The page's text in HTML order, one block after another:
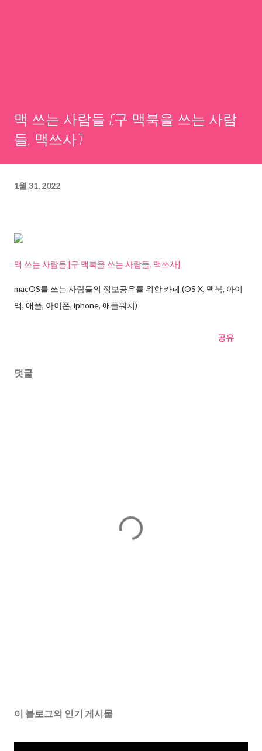
맥 쓰는 사람들 [구 맥북을 쓰는 사람
들, 맥쓰사]
1월 31, 2022
맥 쓰는 사람들 [구 맥북을 쓰는 사람들, 맥쓰사]
macOS를 쓰는 사람들의 정보공유를 위한 카페 (OS X, 맥북, 아이
맥, 애플, 아이폰, iphone, 애플워치)
공유
댓글
이 블로그의 인기 게시물